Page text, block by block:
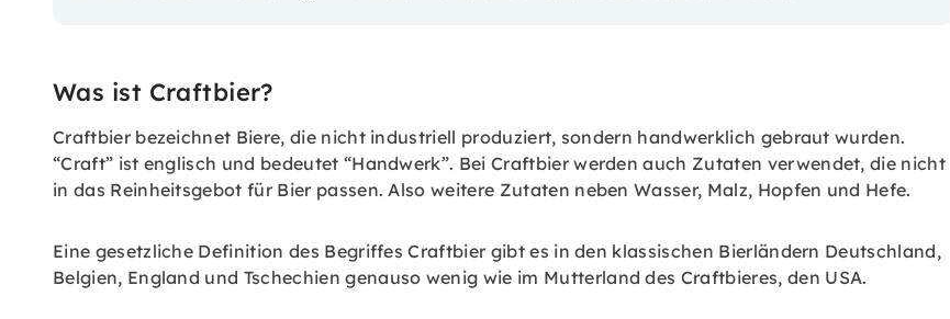
Was ist Craftbier?
Craftbier bezeichnet Biere, die nicht industriell produziert, sondern handwerklich gebraut wurden.
“Craft” ist englisch und bedeutet “Handwerk”. Bei Craftbier werden auch Zutaten verwendet, die nicht
in das Reinheitsgebot für Bier passen. Also weitere Zutaten neben Wasser, Malz, Hopfen und Hefe.
Eine gesetzliche Definition des Begriffes Craftbier gibt es in den klassischen Bierländern Deutschland,
Belgien, England und Tschechien genauso wenig wie im Mutterland des Craftbieres, den USA.